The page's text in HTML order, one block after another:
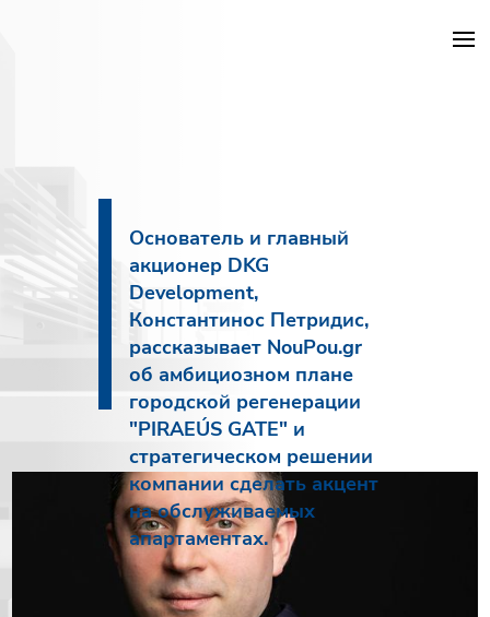
Объекты
Услуги
Строительство
О компании
Новости
РУС
ENG
Связаться с нами
Основатель и главный
акционер DKG
Development,
Константинос Петридис,
рассказывает NouPou.gr
об амбициозном плане
городской регенерации
"PIRAEÚS GATE" и
стратегическом решении
компании сделать акцент
на обслуживаемых
апартаментах.